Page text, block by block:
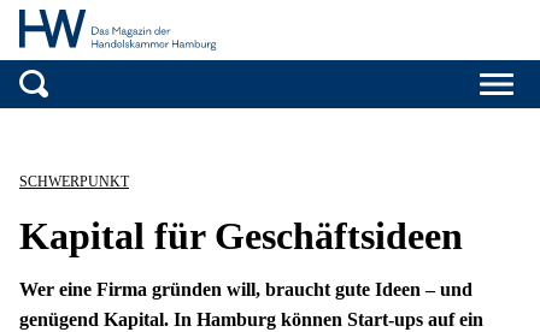
Handelskammer
SCHWERPUNKT
Kapital für Geschäftsideen
Wer eine Firma gründen will, braucht gute Ideen – und
genügend Kapital. In Hamburg können Start-ups auf ein